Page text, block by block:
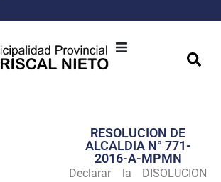
Transparencia
Seguridad
RESOLUCION DE
ALCALDIA N° 771-
2016-A-MPMN
Declarar la DISOLUCION